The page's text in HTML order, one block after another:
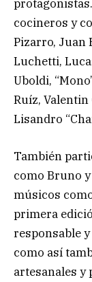
cocineros y
Pizarro, Juan
Luchetti,
Uboldi,
Ruíz, Valentin
Lisandro
También
como Bruno
músicos
primera
responsable
como así
artesanales y